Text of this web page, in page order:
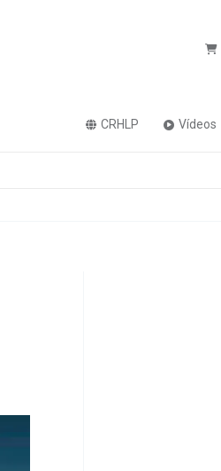
CRHLP Vídeos